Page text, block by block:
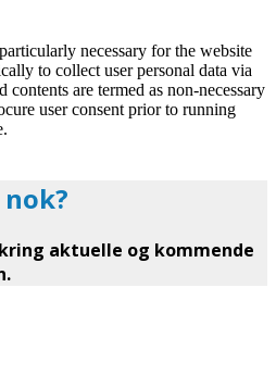
necessary for the website
to collect user personal data via
contents are termed as non-necessary
user consent prior to running
aktuelle og kommende